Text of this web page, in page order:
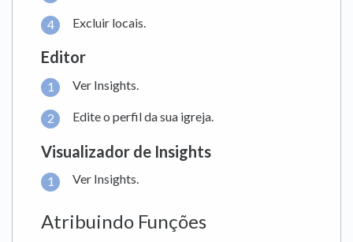
Excluir locais.
Editor
Ver Insights.
Edite o perfil da sua igreja.
Visualizador de Insights
Ver Insights.
Atribuindo Funções